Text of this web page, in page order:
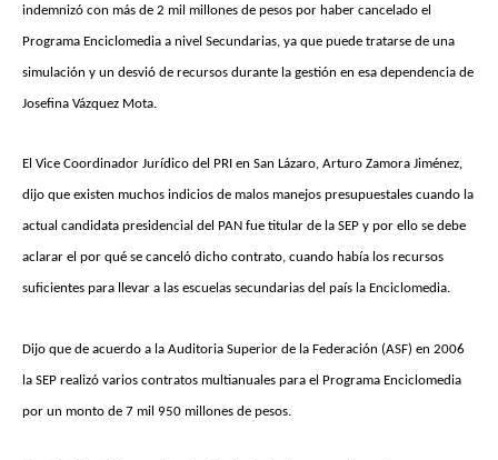
indemnizó con más de 2 mil millones de pesos por haber cancelado el
Programa Enciclomedia a nivel Secundarias, ya que puede tratarse de una
simulación y un desvió de recursos durante la gestión en esa dependencia de
Josefina Vázquez Mota.
El Vice Coordinador Jurídico del PRI en San Lázaro, Arturo Zamora Jiménez,
dijo que existen muchos indicios de malos manejos presupuestales cuando la
actual candidata presidencial del PAN fue titular de la SEP y por ello se debe
aclarar el por qué se canceló dicho contrato, cuando había los recursos
suficientes para llevar a las escuelas secundarias del país la Enciclomedia.
Dijo que de acuerdo a la Auditoria Superior de la Federación (ASF) en 2006
la SEP realizó varios contratos multianuales para el Programa Enciclomedia
por un monto de 7 mil 950 millones de pesos.